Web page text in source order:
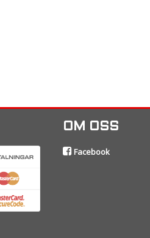
OM OSS
Facebook